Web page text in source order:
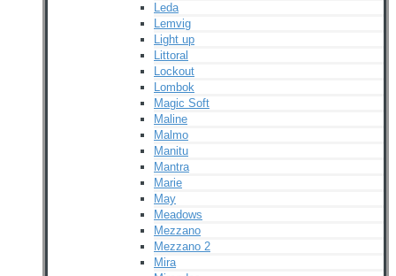
Leda
Lemvig
Light up
Littoral
Lockout
Lombok
Magic Soft
Maline
Malmo
Manitu
Mantra
Marie
May
Meadows
Mezzano
Mezzano 2
Mira